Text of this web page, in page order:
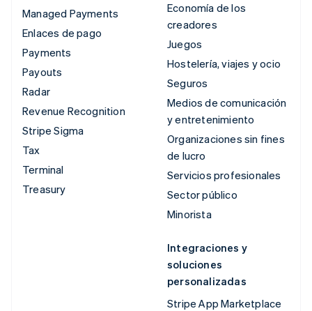
Managed Payments
Enlaces de pago
Payments
Payouts
Radar
Revenue Recognition
Stripe Sigma
Tax
Terminal
Treasury
Economía de los
creadores
Juegos
Hostelería, viajes y ocio
Seguros
Medios de comunicación
y entretenimiento
Organizaciones sin fines
de lucro
Servicios profesionales
Sector público
Minorista
Integraciones y
soluciones
personalizadas
Stripe App Marketplace